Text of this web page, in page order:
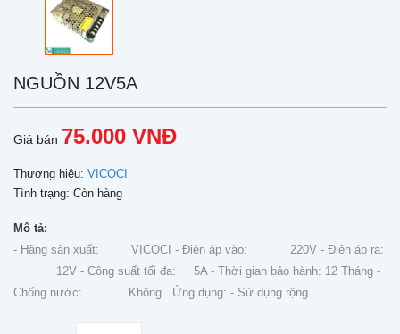
NGUỒN 12V5A
Giá bán 75.000 VNĐ
Thương hiệu: VICOCI
Tình trạng: Còn hàng
Mô tả:
- Hãng sản xuất: VICOCI - Điện áp vào: 220V - Điện áp ra:
12V - Công suất tối đa: 5A - Thời gian bảo hành: 12 Tháng -
Chống nước: Không Ứng dụng: - Sử dụng rộng...